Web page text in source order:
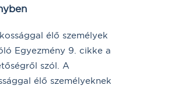
élő személyek
Egyezmény 9. cikke a
szól. A
élő személyeknek